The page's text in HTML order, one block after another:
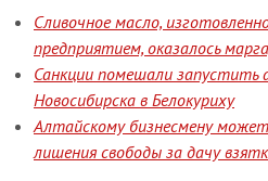
Сливочное масло,
предприятием, оказалось
Санкции помешали запустить
Новосибирска в Белокуриху
Алтайскому бизнесмену
лишения свободы за дачу